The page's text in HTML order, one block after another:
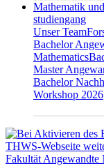
Mathematik
studiengang
Unser Team
Bachelor
Mathematics
Master
Bachelor
Workshop 2026
Fakultät Angewandte